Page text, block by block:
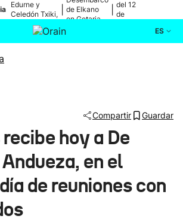
Edurne y
Celedón Txiki,
en directo
de Elkano
en Getaria
del 12
de
ES
Ikusmiran
Eguraldia
Compartir Guardar
hoy a De
en el
de reuniones con